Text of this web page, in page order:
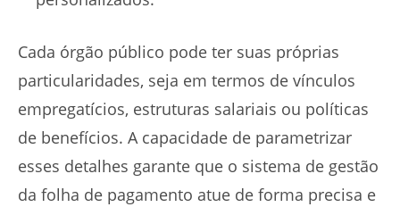
Cada órgão público pode ter suas próprias
particularidades, seja em termos de vínculos
empregatícios, estruturas salariais ou políticas
de benefícios. A capacidade de parametrizar
esses detalhes garante que o sistema de gestão
da folha de pagamento atue de forma precisa e